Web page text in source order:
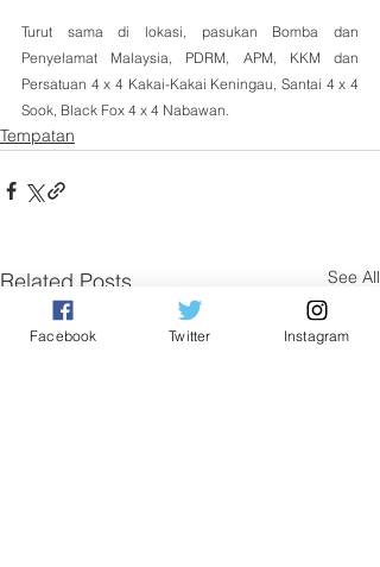
Turut sama di lokasi, pasukan Bomba dan
Penyelamat Malaysia, PDRM, APM, KKM dan
Persatuan 4 x 4 Kakai-Kakai Keningau, Santai 4 x 4
Sook, Black Fox 4 x 4 Nabawan.
Tempatan
Related Posts See All
Facebook Twitter Instagram